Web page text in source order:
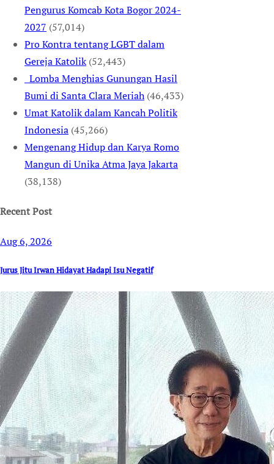
Pengurus Komcab Kota Bogor 2024-
2027 (57,014)
Pro Kontra tentang LGBT dalam
Gereja Katolik (52,443)
Lomba Menghias Gunungan Hasil
Bumi di Santa Clara Meriah (46,433)
Umat Katolik dalam Kancah Politik
Indonesia (45,266)
Mengenang Hidup dan Karya Romo
Mangun di Unika Atma Jaya Jakarta
(38,138)
Recent Post
Aug 6, 2026
Jurus Jitu Irwan Hidayat Hadapi Isu Negatif